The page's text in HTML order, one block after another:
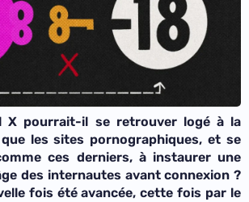
X pourrait-il se retrouver logé à la
les sites pornographiques, et se
ces derniers, à instaurer une
des internautes avant connexion ?
fois été avancée, cette fois par le